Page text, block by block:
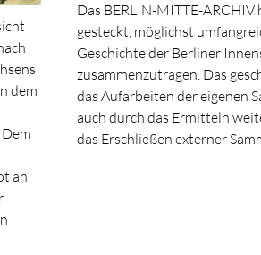
dem
an
Das BERLIN-MITTE-ARCHIV
gesteckt, möglichst
Geschichte der Berliner
zusammenzutragen. Das
das Aufarbeiten der eigenen
auch durch das Ermitteln
das Erschließen externer